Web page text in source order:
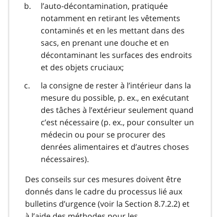
l’auto-décontamination, pratiquée
notamment en retirant les vêtements
contaminés et en les mettant dans des
sacs, en prenant une douche et en
décontaminant les surfaces des endroits
et des objets cruciaux;
la consigne de rester à l’intérieur dans la
mesure du possible, p. ex., en exécutant
des tâches à l’extérieur seulement quand
c’est nécessaire (p. ex., pour consulter un
médecin ou pour se procurer des
denrées alimentaires et d’autres choses
nécessaires).
Des conseils sur ces mesures doivent être
donnés dans le cadre du processus lié aux
bulletins d’urgence (voir la Section 8.7.2.2) et